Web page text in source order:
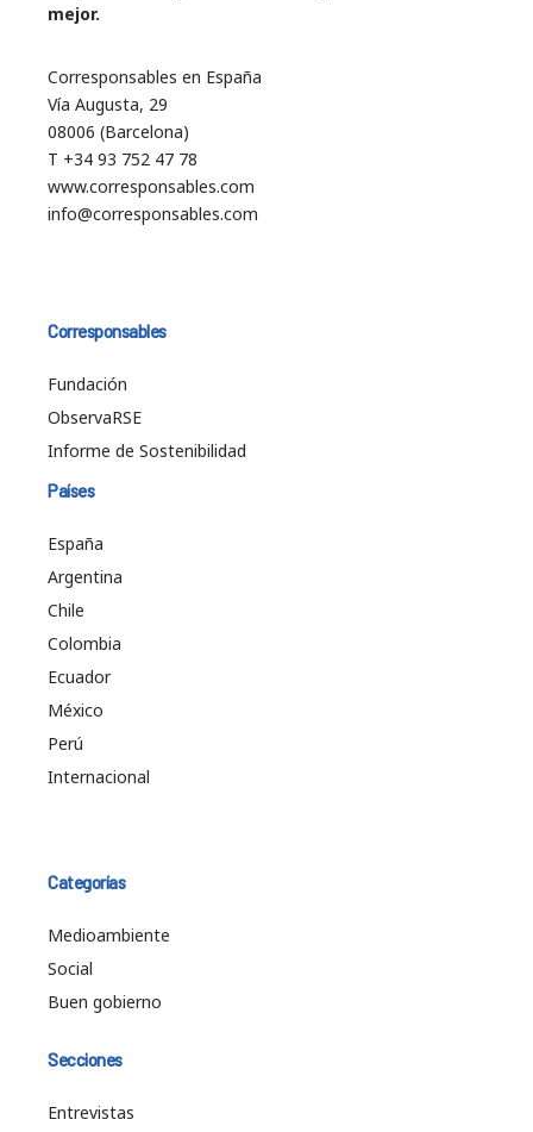
mejor.
Corresponsables en España
Vía Augusta, 29
08006 (Barcelona)
T +34 93 752 47 78
www.corresponsables.com
info@corresponsables.com
Corresponsables
Fundación
ObservaRSE
Informe de Sostenibilidad
Países
España
Argentina
Chile
Colombia
Ecuador
México
Perú
Internacional
Categorías
Medioambiente
Social
Buen gobierno
Secciones
Entrevistas